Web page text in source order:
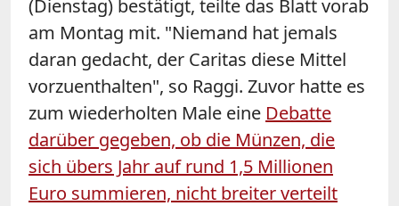
(Dienstag) bestätigt, teilte das Blatt vorab
am Montag mit. "Niemand hat jemals
daran gedacht, der Caritas diese Mittel
vorzuenthalten", so Raggi. Zuvor hatte es
zum wiederholten Male eine Debatte
darüber gegeben, ob die Münzen, die
sich übers Jahr auf rund 1,5 Millionen
Euro summieren, nicht breiter verteilt